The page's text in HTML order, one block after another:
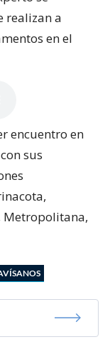
realizan a
en el
encuentro en
sus
Metropolitana,